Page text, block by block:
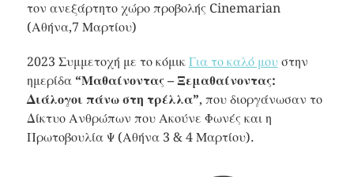
τον ανεξάρτητο χώρο προβολής Cinemarian
(Αθήνα,7 Μαρτίου)
2023 Συμμετοχή με το κόμικ Για το καλό μουστην
ημερίδα “Μαθαίνοντας – Ξεμαθαίνοντας:
Διάλογοι πάνω στη τρέλλα”, που διοργάνωσαν το
Δίκτυο Ανθρώπων που Ακούνε Φωνές και η
Πρωτοβουλία Ψ (Αθήνα 3 & 4 Μαρτίου).